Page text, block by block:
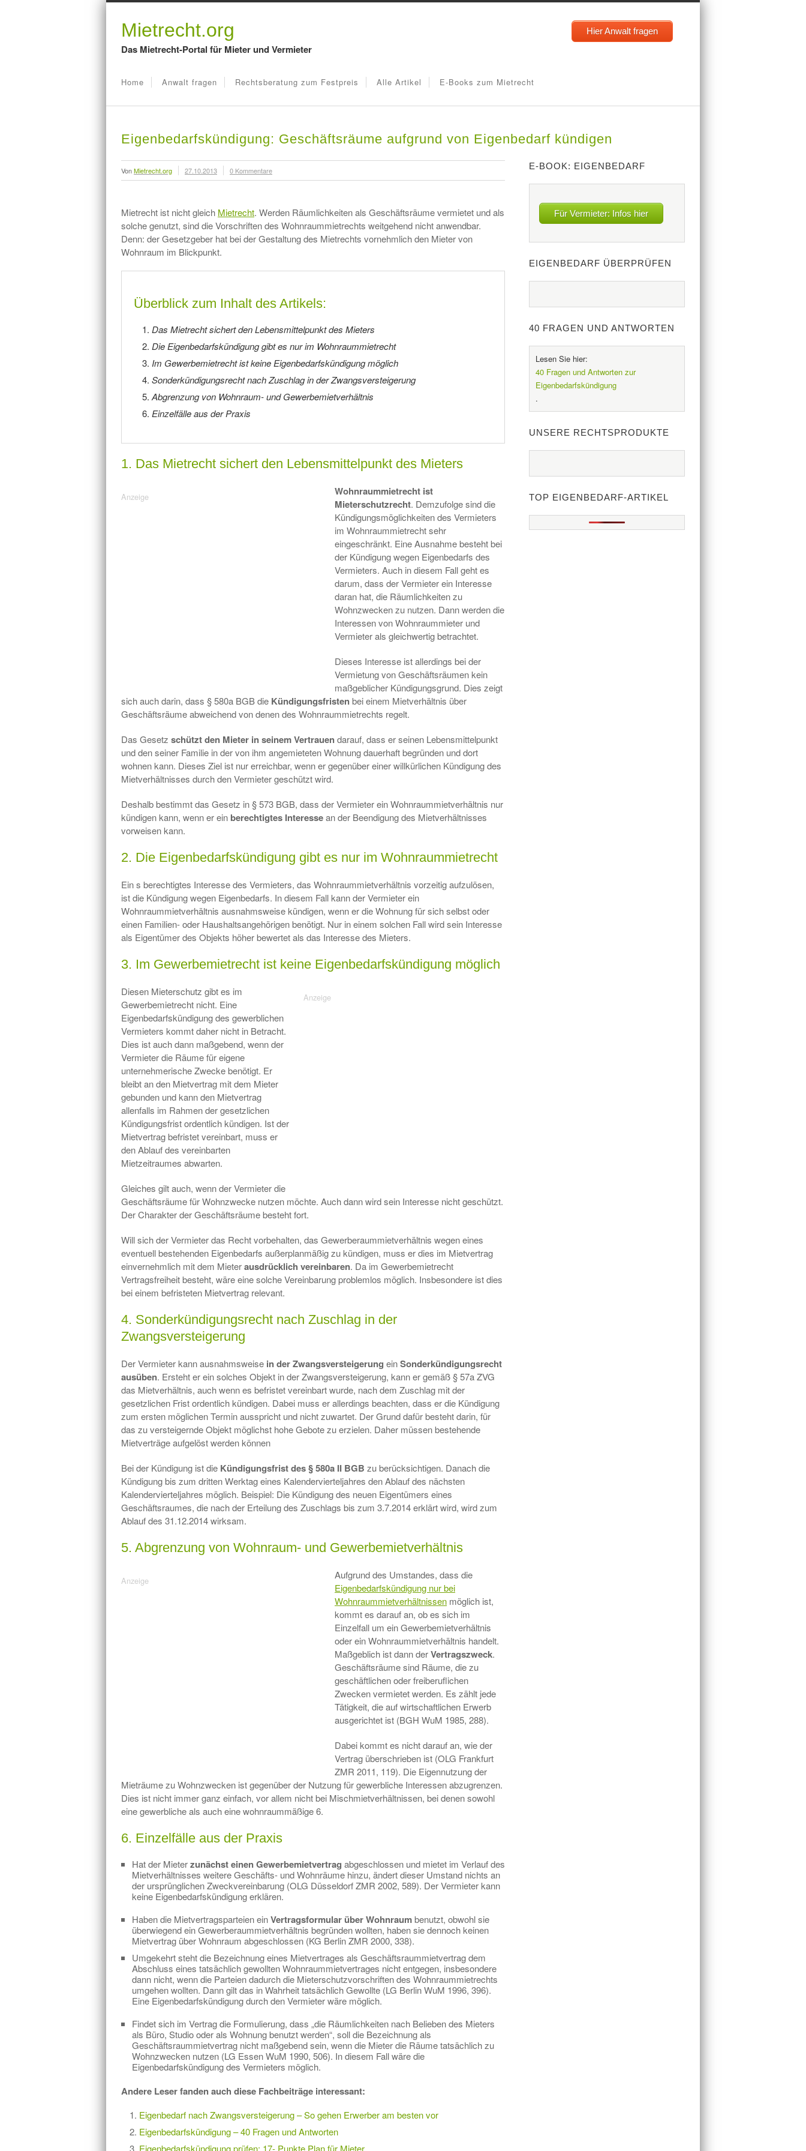
Mietrecht.org
Das Mietrecht-Portal für Mieter und Vermieter
Hier Anwalt fragen
Home Anwalt fragen Rechtsberatung zum Festpreis Alle Artikel E-Books zum Mietrecht
Eigenbedarfskündigung: Geschäftsräume aufgrund von Eigenbedarf kündigen
VonMietrecht.org 27.10.2013 0 Kommentare
Mietrecht ist nicht gleich Mietrecht. Werden Räumlichkeiten als Geschäftsräume vermietet und als
solche genutzt, sind die Vorschriften des Wohnraummietrechts weitgehend nicht anwendbar.
Denn: der Gesetzgeber hat bei der Gestaltung des Mietrechts vornehmlich den Mieter von
Wohnraum im Blickpunkt.
Überblick zum Inhalt des Artikels:
Das Mietrecht sichert den Lebensmittelpunkt des Mieters
Die Eigenbedarfskündigung gibt es nur im Wohnraummietrecht
Im Gewerbemietrecht ist keine Eigenbedarfskündigung möglich
Sonderkündigungsrecht nach Zuschlag in der Zwangsversteigerung
Abgrenzung von Wohnraum- und Gewerbemietverhältnis
Einzelfälle aus der Praxis
1. Das Mietrecht sichert den Lebensmittelpunkt des Mieters
Wohnraummietrecht ist
Mieterschutzrecht. Demzufolge sind die
Kündigungsmöglichkeiten des Vermieters
im Wohnraummietrecht sehr
eingeschränkt. Eine Ausnahme besteht bei
der Kündigung wegen Eigenbedarfs des
Vermieters. Auch in diesem Fall geht es
darum, dass der Vermieter ein Interesse
daran hat, die Räumlichkeiten zu
Wohnzwecken zu nutzen. Dann werden die
Interessen von Wohnraummieter und
Vermieter als gleichwertig betrachtet.
Dieses Interesse ist allerdings bei der
Vermietung von Geschäftsräumen kein
maßgeblicher Kündigungsgrund. Dies zeigt
sich auch darin, dass § 580a BGB die Kündigungsfristenbei einem Mietverhältnis über
Geschäftsräume abweichend von denen des Wohnraummietrechts regelt.
Das Gesetz schützt den Mieter in seinem Vertrauendarauf, dass er seinen Lebensmittelpunkt
und den seiner Familie in der von ihm angemieteten Wohnung dauerhaft begründen und dort
wohnen kann. Dieses Ziel ist nur erreichbar, wenn er gegenüber einer willkürlichen Kündigung des
Mietverhältnisses durch den Vermieter geschützt wird.
Deshalb bestimmt das Gesetz in § 573 BGB, dass der Vermieter ein Wohnraummietverhältnis nur
kündigen kann, wenn er ein berechtigtes Interessean der Beendigung des Mietverhältnisses
vorweisen kann.
2. Die Eigenbedarfskündigung gibt es nur im Wohnraummietrecht
Ein s berechtigtes Interesse des Vermieters, das Wohnraummietverhältnis vorzeitig aufzulösen,
ist die Kündigung wegen Eigenbedarfs. In diesem Fall kann der Vermieter ein
Wohnraummietverhältnis ausnahmsweise kündigen, wenn er die Wohnung für sich selbst oder
einen Familien- oder Haushaltsangehörigen benötigt. Nur in einem solchen Fall wird sein Interesse
als Eigentümer des Objekts höher bewertet als das Interesse des Mieters.
3. Im Gewerbemietrecht ist keine Eigenbedarfskündigung möglich
Diesen Mieterschutz gibt es im
Gewerbemietrecht nicht. Eine
Eigenbedarfskündigung des gewerblichen
Vermieters kommt daher nicht in Betracht.
Dies ist auch dann maßgebend, wenn der
Vermieter die Räume für eigene
unternehmerische Zwecke benötigt. Er
bleibt an den Mietvertrag mit dem Mieter
gebunden und kann den Mietvertrag
allenfalls im Rahmen der gesetzlichen
Kündigungsfrist ordentlich kündigen. Ist der
Mietvertrag befristet vereinbart, muss er
den Ablauf des vereinbarten
Mietzeitraumes abwarten.
Gleiches gilt auch, wenn der Vermieter die
Geschäftsräume für Wohnzwecke nutzen möchte. Auch dann wird sein Interesse nicht geschützt.
Der Charakter der Geschäftsräume besteht fort.
Will sich der Vermieter das Recht vorbehalten, das Gewerberaummietverhältnis wegen eines
eventuell bestehenden Eigenbedarfs außerplanmäßig zu kündigen, muss er dies im Mietvertrag
einvernehmlich mit dem Mieterausdrücklich vereinbaren. Da im Gewerbemietrecht
Vertragsfreiheit besteht, wäre eine solche Vereinbarung problemlos möglich. Insbesondere ist dies
bei einem befristeten Mietvertrag relevant.
4. Sonderkündigungsrecht nach Zuschlag in der
Zwangsversteigerung
Der Vermieter kann ausnahmsweise in der Zwangsversteigerung einSonderkündigungsrecht
ausüben. Ersteht er ein solches Objekt in der Zwangsversteigerung, kann er gemäß § 57a ZVG
das Mietverhältnis, auch wenn es befristet vereinbart wurde, nach dem Zuschlag mit der
gesetzlichen Frist ordentlich kündigen. Dabei muss er allerdings beachten, dass er die Kündigung
zum ersten möglichen Termin ausspricht und nicht zuwartet. Der Grund dafür besteht darin, für
das zu versteigernde Objekt möglichst hohe Gebote zu erzielen. Daher müssen bestehende
Mietverträge aufgelöst werden können
Bei der Kündigung ist die Kündigungsfrist des § 580a II BGB zu berücksichtigen. Danach die
Kündigung bis zum dritten Werktag eines Kalendervierteljahres den Ablauf des nächsten
Kalendervierteljahres möglich. Beispiel: Die Kündigung des neuen Eigentümers eines
Geschäftsraumes, die nach der Erteilung des Zuschlags bis zum 3.7.2014 erklärt wird, wird zum
Ablauf des 31.12.2014 wirksam.
5. Abgrenzung von Wohnraum- und Gewerbemietverhältnis
Aufgrund des Umstandes, dass die
Eigenbedarfskündigung nur bei
Wohnraummietverhältnissen möglich ist,
kommt es darauf an, ob es sich im
Einzelfall um ein Gewerbemietverhältnis
oder ein Wohnraummietverhältnis handelt.
Maßgeblich ist dann derVertragszweck.
Geschäftsräume sind Räume, die zu
geschäftlichen oder freiberuflichen
Zwecken vermietet werden. Es zählt jede
Tätigkeit, die auf wirtschaftlichen Erwerb
ausgerichtet ist (BGH WuM 1985, 288).
Dabei kommt es nicht darauf an, wie der
Vertrag überschrieben ist (OLG Frankfurt
ZMR 2011, 119). Die Eigennutzung der
Mieträume zu Wohnzwecken ist gegenüber der Nutzung für gewerbliche Interessen abzugrenzen.
Dies ist nicht immer ganz einfach, vor allem nicht bei Mischmietverhältnissen, bei denen sowohl
eine gewerbliche als auch eine wohnraummäßige 6.
6. Einzelfälle aus der Praxis
Hat der Mieterzunächst einen Gewerbemietvertrag abgeschlossen und mietet im Verlauf des
Mietverhältnisses weitere Geschäfts- und Wohnräume hinzu, ändert dieser Umstand nichts an
der ursprünglichen Zweckvereinbarung (OLG Düsseldorf ZMR 2002, 589). Der Vermieter kann
keine Eigenbedarfskündigung erklären.
Haben die Mietvertragsparteien einVertragsformular über Wohnraumbenutzt, obwohl sie
überwiegend ein Gewerberaummietverhältnis begründen wollten, haben sie dennoch keinen
Mietvertrag über Wohnraum abgeschlossen (KG Berlin ZMR 2000, 338).
Umgekehrt steht die Bezeichnung eines Mietvertrages als Geschäftsraummietvertrag dem
Abschluss eines tatsächlich gewollten Wohnraummietvertrages nicht entgegen, insbesondere
dann nicht, wenn die Parteien dadurch die Mieterschutzvorschriften des Wohnraummietrechts
umgehen wollten. Dann gilt das in Wahrheit tatsächlich Gewollte (LG Berlin WuM 1996, 396).
Eine Eigenbedarfskündigung durch den Vermieter wäre möglich.
Findet sich im Vertrag die Formulierung, dass „die Räumlichkeiten nach Belieben des Mieters
als Büro, Studio oder als Wohnung benutzt werden“, soll die Bezeichnung als
Geschäftsraummietvertrag nicht maßgebend sein, wenn die Mieter die Räume tatsächlich zu
Wohnzwecken nutzen (LG Essen WuM 1990, 506). In diesem Fall wäre die
Eigenbedarfskündigung des Vermieters möglich.
Andere Leser fanden auch diese Fachbeiträge interessant:
Eigenbedarf nach Zwangsversteigerung – So gehen Erwerber am besten vor
Eigenbedarfskündigung – 40 Fragen und Antworten
Eigenbedarfskündigung prüfen: 17- Punkte Plan für Mieter
E-BOOK: EIGENBEDARF
Für Vermieter: Infos hier
EIGENBEDARF ÜBERPRÜFEN
40 FRAGEN UND ANTWORTEN
Lesen Sie hier:
40 Fragen und Antworten zur
Eigenbedarfskündigung
.
UNSERE RECHTSPRODUKTE
TOP EIGENBEDARF-ARTIKEL